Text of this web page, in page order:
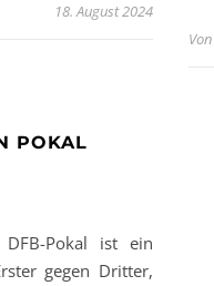
18. August 2024
Von
POKAL
Pokal ist ein
gegen Dritter,